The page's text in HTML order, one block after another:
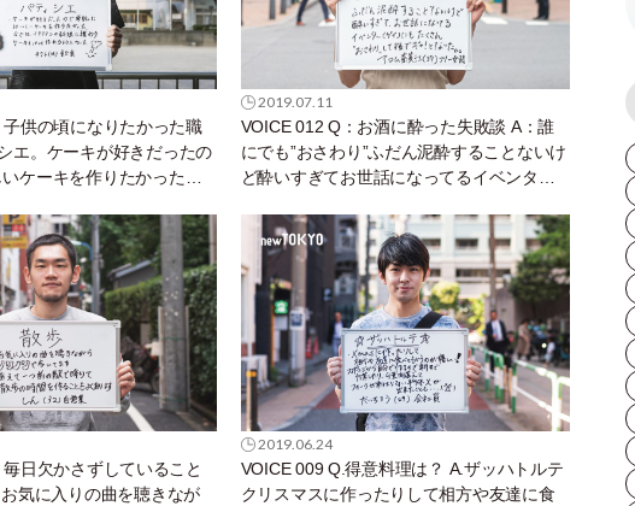
供の頃になりたかった職
エ。ケーキが好きだったの
ケーキを作りたかった。
になった。
2019.07.11
VOICE 012 Q：お酒に酔った失敗談 A：誰
にでも”おさわり”ふだん泥酔することないけ
ど酔いすぎてお世話になってるイベンター
ャ！となった。
日欠かさずしていること
気に入りの曲を聴きなが
2019.06.24
VOICE 009 Q.得意料理は？ A.ザッハトルテ
クリスマスに作ったりして相方や友達に食